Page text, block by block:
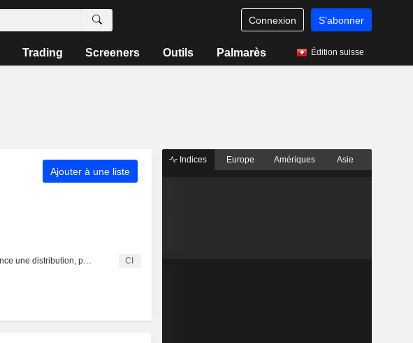
Connexion S'abonner
Trading Screeners Outils Palmarès Édition suisse
Ajouter à une liste
CI
Indices Europe Amériques Asie